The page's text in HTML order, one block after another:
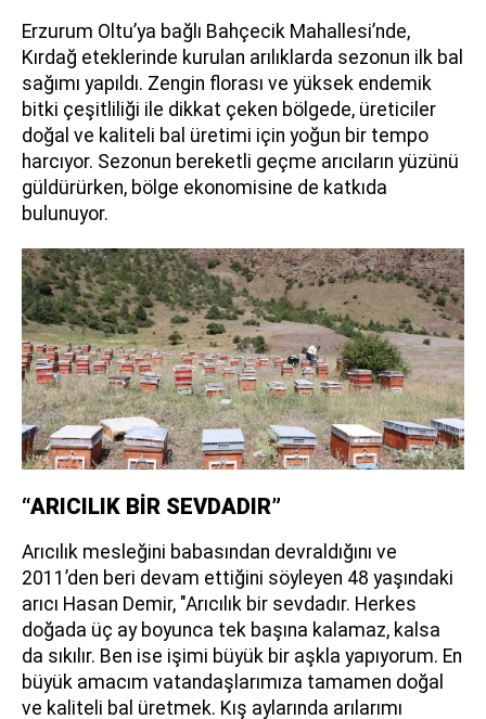
Erzurum Oltu’ya bağlı Bahçecik Mahallesi’nde,
Kırdağ eteklerinde kurulan arılıklarda sezonun ilk bal
sağımı yapıldı. Zengin florası ve yüksek endemik
bitki çeşitliliği ile dikkat çeken bölgede, üreticiler
doğal ve kaliteli bal üretimi için yoğun bir tempo
harcıyor. Sezonun bereketli geçme arıcıların yüzünü
güldürürken, bölge ekonomisine de katkıda
bulunuyor.
“ARICILIK BİR SEVDADIR”
Arıcılık mesleğini babasından devraldığını ve
2011’den beri devam ettiğini söyleyen 48 yaşındaki
arıcı Hasan Demir, "Arıcılık bir sevdadır. Herkes
doğada üç ay boyunca tek başına kalamaz, kalsa
da sıkılır. Ben ise işimi büyük bir aşkla yapıyorum. En
büyük amacım vatandaşlarımıza tamamen doğal
ve kaliteli bal üretmek. Kış aylarında arılarımı